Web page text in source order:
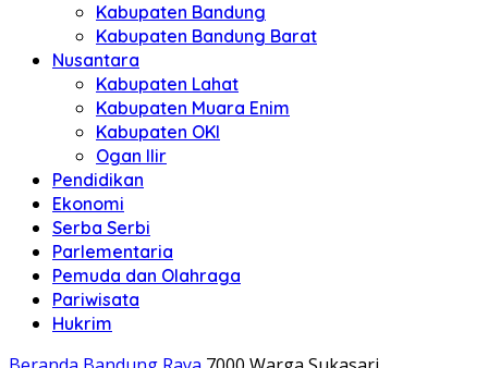
Kabupaten Bandung
Kabupaten Bandung Barat
Nusantara
Kabupaten Lahat
Kabupaten Muara Enim
Kabupaten OKI
Ogan Ilir
Pendidikan
Ekonomi
Serba Serbi
Parlementaria
Pemuda dan Olahraga
Pariwisata
Hukrim